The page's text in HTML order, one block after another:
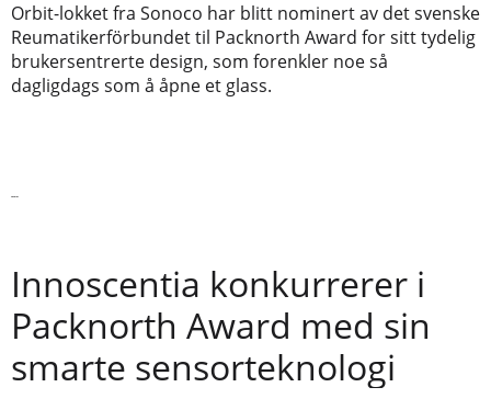
Orbit-lokket fra Sonoco har blitt nominert av det svenske
Reumatikerförbundet til Packnorth Award for sitt tydelig
brukersentrerte design, som forenkler noe så
dagligdags som å åpne et glass.
Innoscentia konkurrerer i
Packnorth Award med sin
smarte sensorteknologi